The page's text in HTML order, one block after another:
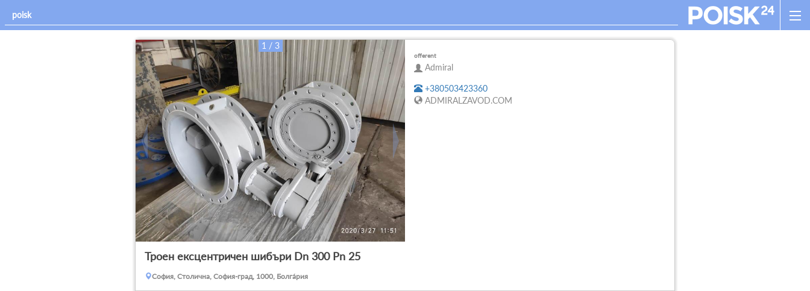
1 / 3
offerent
Admiral
+380503423360
ADMIRALZAVOD.COM
Троен ексцентричен шибъри Dn 300 Pn 25
София, Столична, София-град, 1000, Болга́рия